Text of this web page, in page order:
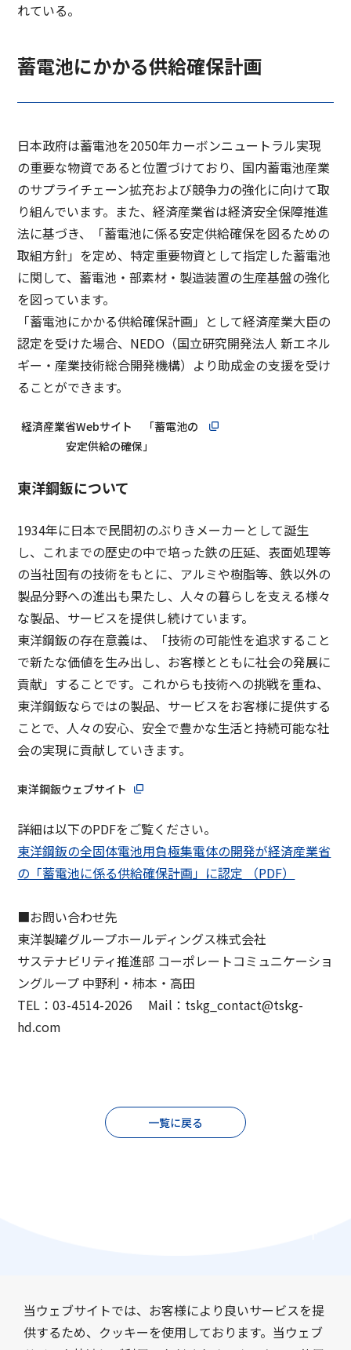
れている。
蓄電池にかかる供給確保計画
日本政府は蓄電池を2050年カーボンニュートラル実現
の重要な物資であると位置づけており、国内蓄電池産業
のサプライチェーン拡充および競争力の強化に向けて取
り組んでいます。また、経済産業省は経済安全保障推進
法に基づき、「蓄電池に係る安定供給確保を図るための
取組方針」を定め、特定重要物資として指定した蓄電池
に関して、蓄電池・部素材・製造装置の生産基盤の強化
を図っています。
「蓄電池にかかる供給確保計画」として経済産業大臣の
認定を受けた場合、NEDO（国立研究開発法人 新エネル
ギー・産業技術総合開発機構）より助成金の支援を受け
ることができます。
経済産業省Webサイト 「蓄電池の
安定供給の確保」
東洋鋼鈑について
1934年に日本で民間初のぶりきメーカーとして誕生
し、これまでの歴史の中で培った鉄の圧延、表面処理等
の当社固有の技術をもとに、アルミや樹脂等、鉄以外の
製品分野への進出も果たし、人々の暮らしを支える様々
な製品、サービスを提供し続けています。
東洋鋼鈑の存在意義は、「技術の可能性を追求すること
で新たな価値を生み出し、お客様とともに社会の発展に
貢献」することです。これからも技術への挑戦を重ね、
東洋鋼鈑ならではの製品、サービスをお客様に提供する
ことで、人々の安心、安全で豊かな生活と持続可能な社
会の実現に貢献していきます。
東洋鋼鈑ウェブサイト
詳細は以下のPDFをご覧ください。
東洋鋼鈑の全固体電池用負極集電体の開発が経済産業省
の「蓄電池に係る供給確保計画」に認定 （PDF）
■お問い合わせ先
東洋製罐グループホールディングス株式会社
サステナビリティ推進部 コーポレートコミュニケーショ
ングループ 中野利・柿本・高田
TEL：03-4514-2026 Mail：tskg_contact@tskg-
hd.com
一覧に戻る
当ウェブサイトでは、お客様により良いサービスを提
供するため、クッキーを使用しております。当ウェブ